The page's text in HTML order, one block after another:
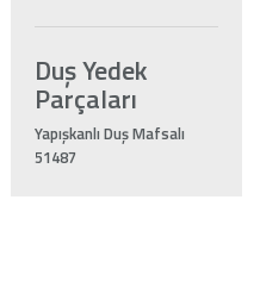
Duş Yedek
Parçaları
Yapışkanlı Duş Mafsalı
51487